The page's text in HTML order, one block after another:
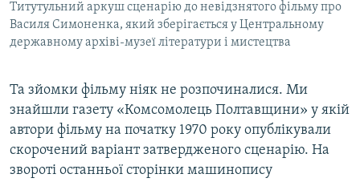
Титутульний аркуш сценарію до невідзнятого фільму про
Василя Симоненка, який зберігається у Центральному
державному архіві-музеї літератури і мистецтва
Та зйомки фільму ніяк не розпочиналися. Ми
знайшли газету «Комсомолець Полтавщини» у якій
автори фільму на початку 1970 року опублікували
скорочений варіант затвердженого сценарію. На
звороті останньої сторінки машинопису